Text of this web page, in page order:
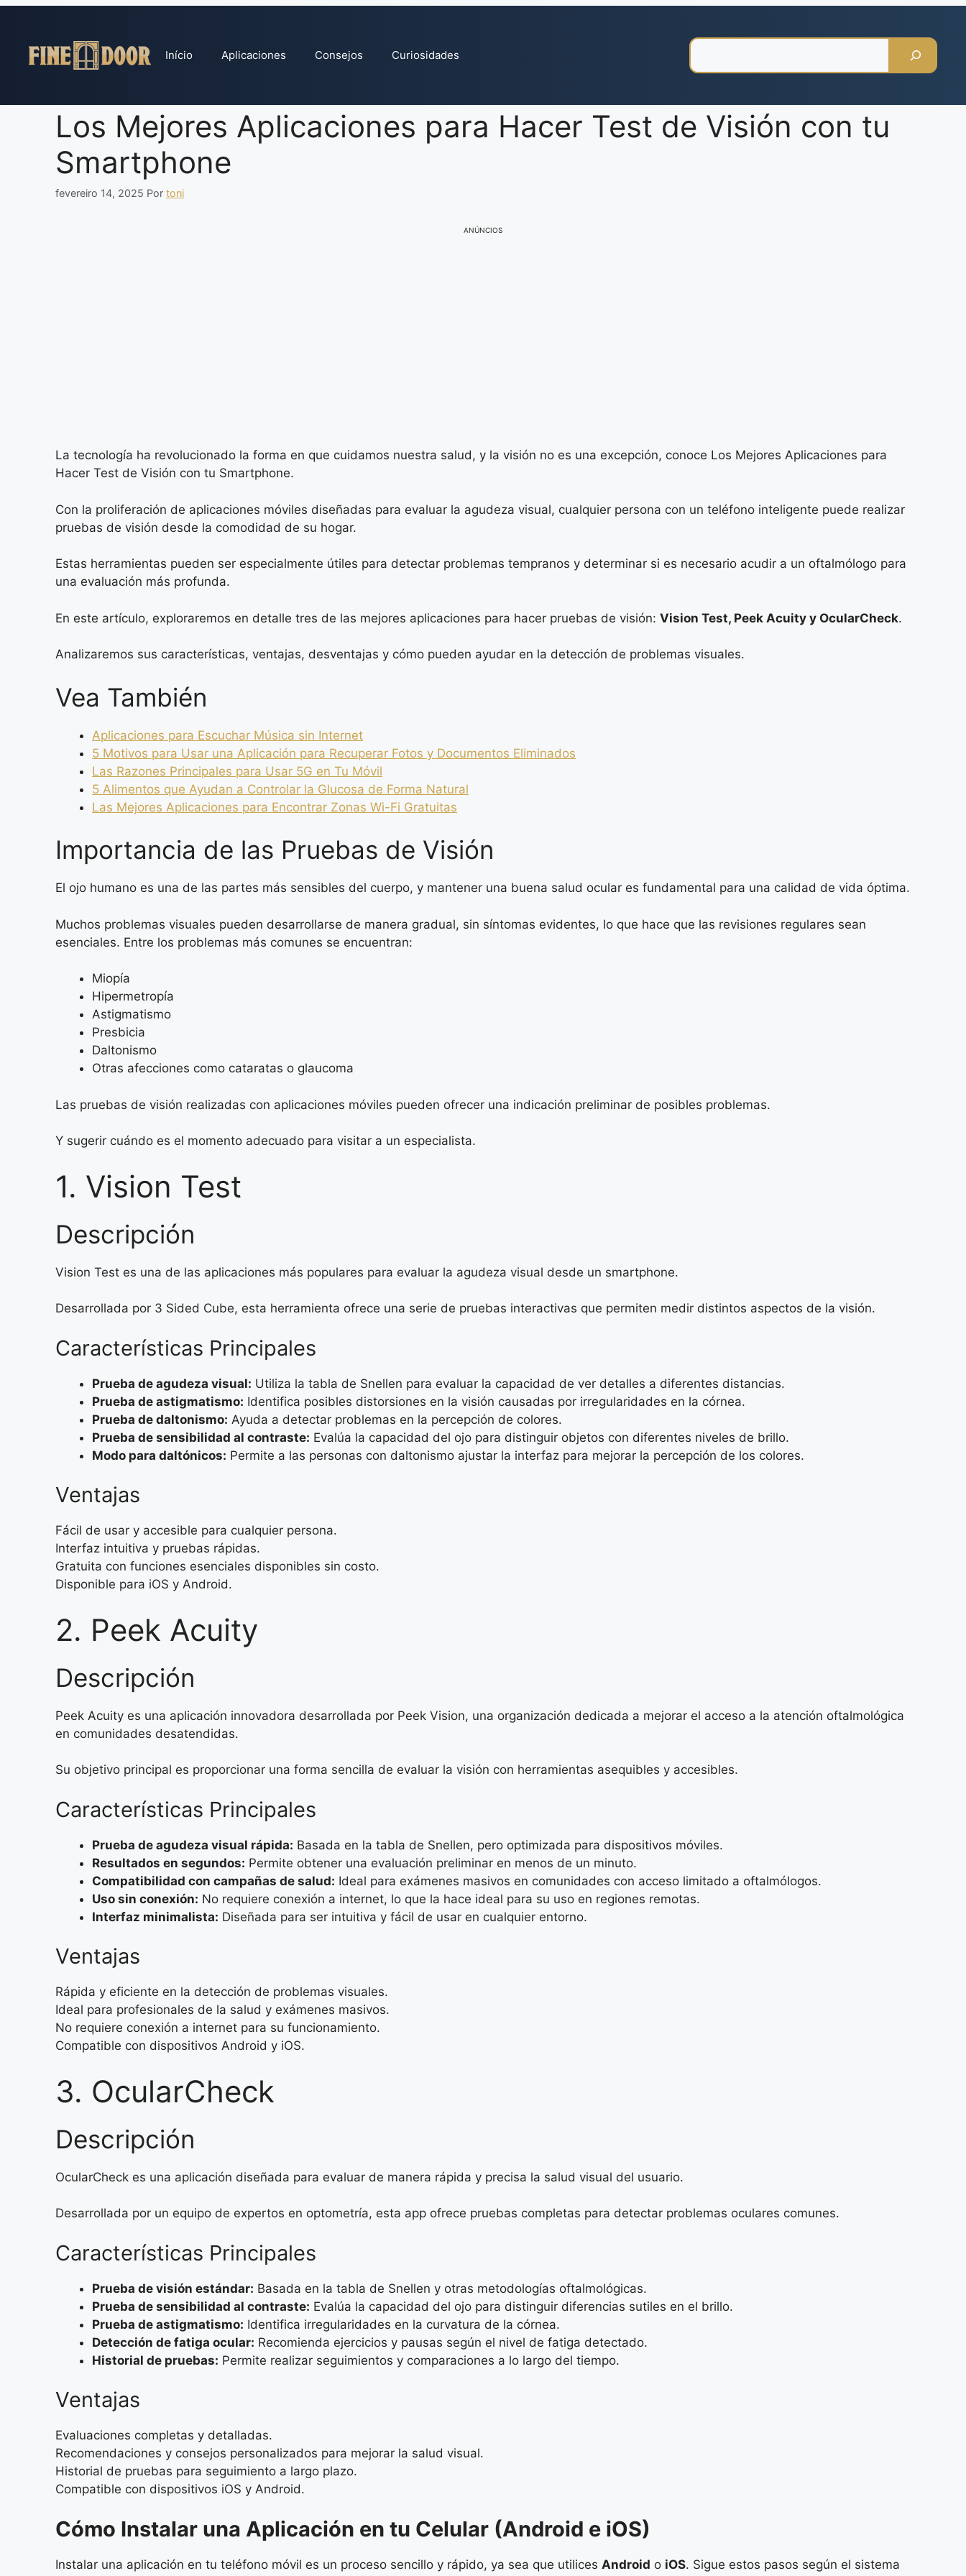
conteúdo
Início Aplicaciones Consejos Curiosidades
Los Mejores Aplicaciones para Hacer Test de Visión con tu
Smartphone
fevereiro 14, 2025 Por toni
ANÚNCIOS
La tecnología ha revolucionado la forma en que cuidamos nuestra salud, y la visión no es una excepción, conoce Los Mejores Aplicaciones para
Hacer Test de Visión con tu Smartphone.
Con la proliferación de aplicaciones móviles diseñadas para evaluar la agudeza visual, cualquier persona con un teléfono inteligente puede realizar
pruebas de visión desde la comodidad de su hogar.
Estas herramientas pueden ser especialmente útiles para detectar problemas tempranos y determinar si es necesario acudir a un oftalmólogo para
una evaluación más profunda.
En este artículo, exploraremos en detalle tres de las mejores aplicaciones para hacer pruebas de visión: Vision Test, Peek Acuity y OcularCheck.
Analizaremos sus características, ventajas, desventajas y cómo pueden ayudar en la detección de problemas visuales.
Vea También
Aplicaciones para Escuchar Música sin Internet
5 Motivos para Usar una Aplicación para Recuperar Fotos y Documentos Eliminados
Las Razones Principales para Usar 5G en Tu Móvil
5 Alimentos que Ayudan a Controlar la Glucosa de Forma Natural
Las Mejores Aplicaciones para Encontrar Zonas Wi-Fi Gratuitas
Importancia de las Pruebas de Visión
El ojo humano es una de las partes más sensibles del cuerpo, y mantener una buena salud ocular es fundamental para una calidad de vida óptima.
Muchos problemas visuales pueden desarrollarse de manera gradual, sin síntomas evidentes, lo que hace que las revisiones regulares sean
esenciales. Entre los problemas más comunes se encuentran:
Miopía
Hipermetropía
Astigmatismo
Presbicia
Daltonismo
Otras afecciones como cataratas o glaucoma
Las pruebas de visión realizadas con aplicaciones móviles pueden ofrecer una indicación preliminar de posibles problemas.
Y sugerir cuándo es el momento adecuado para visitar a un especialista.
1. Vision Test
Descripción
Vision Test es una de las aplicaciones más populares para evaluar la agudeza visual desde un smartphone.
Desarrollada por 3 Sided Cube, esta herramienta ofrece una serie de pruebas interactivas que permiten medir distintos aspectos de la visión.
Características Principales
Prueba de agudeza visual: Utiliza la tabla de Snellen para evaluar la capacidad de ver detalles a diferentes distancias.
Prueba de astigmatismo: Identifica posibles distorsiones en la visión causadas por irregularidades en la córnea.
Prueba de daltonismo: Ayuda a detectar problemas en la percepción de colores.
Prueba de sensibilidad al contraste: Evalúa la capacidad del ojo para distinguir objetos con diferentes niveles de brillo.
Modo para daltónicos: Permite a las personas con daltonismo ajustar la interfaz para mejorar la percepción de los colores.
Ventajas
Fácil de usar y accesible para cualquier persona.
Interfaz intuitiva y pruebas rápidas.
Gratuita con funciones esenciales disponibles sin costo.
Disponible para iOS y Android.
2. Peek Acuity
Descripción
Peek Acuity es una aplicación innovadora desarrollada por Peek Vision, una organización dedicada a mejorar el acceso a la atención oftalmológica
en comunidades desatendidas.
Su objetivo principal es proporcionar una forma sencilla de evaluar la visión con herramientas asequibles y accesibles.
Características Principales
Prueba de agudeza visual rápida: Basada en la tabla de Snellen, pero optimizada para dispositivos móviles.
Resultados en segundos: Permite obtener una evaluación preliminar en menos de un minuto.
Compatibilidad con campañas de salud: Ideal para exámenes masivos en comunidades con acceso limitado a oftalmólogos.
Uso sin conexión: No requiere conexión a internet, lo que la hace ideal para su uso en regiones remotas.
Interfaz minimalista: Diseñada para ser intuitiva y fácil de usar en cualquier entorno.
Ventajas
Rápida y eficiente en la detección de problemas visuales.
Ideal para profesionales de la salud y exámenes masivos.
No requiere conexión a internet para su funcionamiento.
Compatible con dispositivos Android y iOS.
3. OcularCheck
Descripción
OcularCheck es una aplicación diseñada para evaluar de manera rápida y precisa la salud visual del usuario.
Desarrollada por un equipo de expertos en optometría, esta app ofrece pruebas completas para detectar problemas oculares comunes.
Características Principales
Prueba de visión estándar: Basada en la tabla de Snellen y otras metodologías oftalmológicas.
Prueba de sensibilidad al contraste: Evalúa la capacidad del ojo para distinguir diferencias sutiles en el brillo.
Prueba de astigmatismo: Identifica irregularidades en la curvatura de la córnea.
Detección de fatiga ocular: Recomienda ejercicios y pausas según el nivel de fatiga detectado.
Historial de pruebas: Permite realizar seguimientos y comparaciones a lo largo del tiempo.
Ventajas
Evaluaciones completas y detalladas.
Recomendaciones y consejos personalizados para mejorar la salud visual.
Historial de pruebas para seguimiento a largo plazo.
Compatible con dispositivos iOS y Android.
Cómo Instalar una Aplicación en tu Celular (Android e iOS)
Instalar una aplicación en tu teléfono móvil es un proceso sencillo y rápido, ya sea que utilices Android o iOS. Sigue estos pasos según el sistema